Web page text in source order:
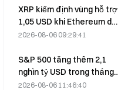
XRP kiểm định vùng hỗ trợ
1,05 USD khi Ethereum duy
trì mức 1.908 USD trong bối
thấp
2026-08-06 09:29:41
S&P 500 tăng thêm 2,1
nghìn tỷ USD trong tháng
8, tương đương mức tăng
2026-08-06 11:46:40